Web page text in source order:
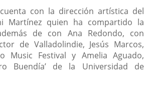
con la dirección artística del
Martínez quien ha compartido la
de con Ana Redondo, con
de Valladolindie, Jesús Marcos,
Music Festival y Amelia Aguado,
Buendía’ de la Universidad de